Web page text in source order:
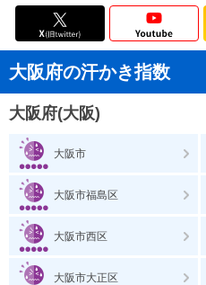
大阪府の汗かき指数
大阪府(大阪)
大阪市
大阪市福島区
大阪市西区
大阪市大正区